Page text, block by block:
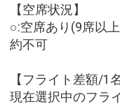
【空席状況】
○:空席あり(9席以
約不可
【フライト差額/1名
現在選択中のフラ